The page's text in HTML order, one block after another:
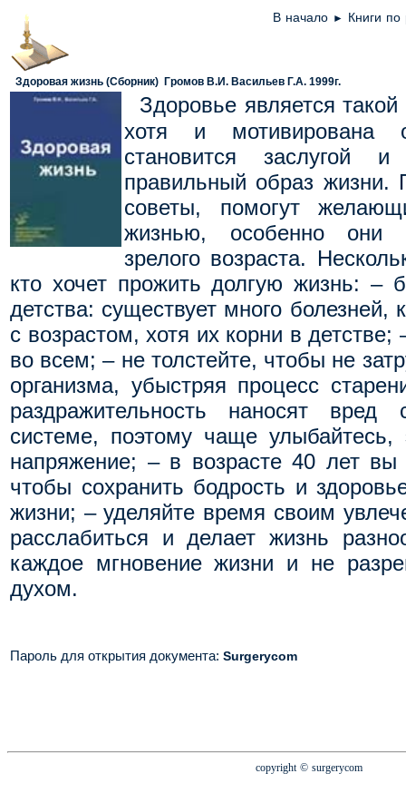
В начало ► Книги по
Здоровая жизнь (Сборник) Громов В.И. Васильев Г.А. 1999г.
Здоровье является такой
хотя и мотивирована
становится заслугой
правильный образ жизни.
советы, помогут
жизнью, особенно они
зрелого возраста.
кто хочет прожить долгую жизнь: –
детства: существует много болезней,
с возрастом, хотя их корни в
во всем; – не толстейте, чтобы не
организма, убыстряя процесс
раздражительность наносят
системе, поэтому чаще улыбайтесь,
напряжение; – в возрасте 40 лет
чтобы сохранить бодрость и
жизни; – уделяйте время своим
расслабиться и делает жизнь
каждое мгновение жизни и не
духом.
Пароль для открытия документа: Surgerycom
copyright © surgerycom